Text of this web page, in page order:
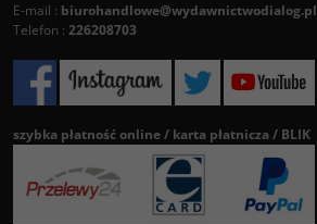
E-mail : biurohandlowe@wydawnictwodialog.pl
Telefon : 226208703
szybka płatność online / karta płatnicza / BLIK